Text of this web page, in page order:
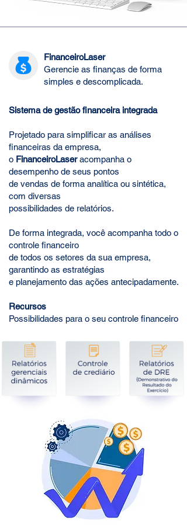
FinanceiroLaser
Gerencie as finanças de forma
simples e descomplicada.
Sistema de gestão financeira integrada
Projetado para simplificar as análises
financeiras da empresa,
o FinanceiroLaseracompanha o
desempenho de seus pontos
de vendas de forma analítica ou sintética,
com diversas
possibilidades de relatórios.
De forma integrada, você acompanha todo o
controle financeiro
de todos os setores da sua empresa,
garantindo as estratégias
e planejamento das ações antecipadamente.
Recursos
Possibilidades para o seu controle financeiro